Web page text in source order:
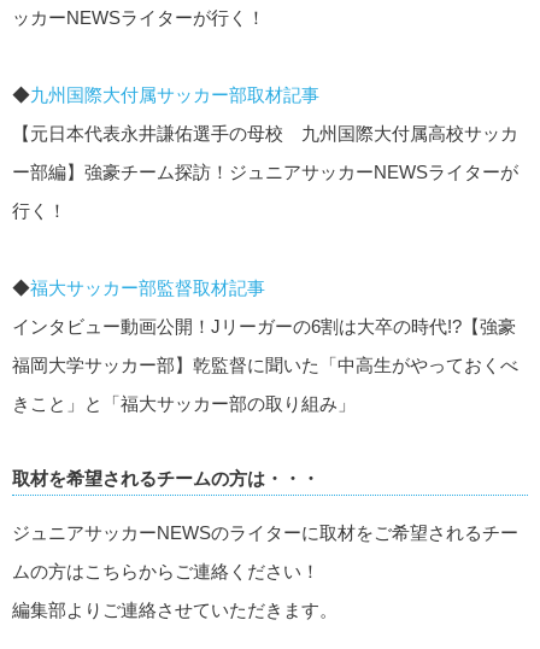
ッカーNEWSライターが行く！
◆九州国際大付属サッカー部取材記事
【元日本代表永井謙佑選手の母校 九州国際大付属高校サッカ
ー部編】強豪チーム探訪！ジュニアサッカーNEWSライターが
行く！
◆福大サッカー部監督取材記事
インタビュー動画公開！Jリーガーの6割は大卒の時代!?【強豪
福岡大学サッカー部】乾監督に聞いた「中高生がやっておくべ
きこと」と「福大サッカー部の取り組み」
取材を希望されるチームの方は・・・
ジュニアサッカーNEWSのライターに取材をご希望されるチー
ムの方はこちらからご連絡ください！
編集部よりご連絡させていただきます。